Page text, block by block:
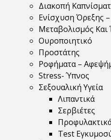
Διακοπή
Ενίσχυση Όρεξης
Μεταβολισμός Και
Ουροποιητικό
Προστάτης
Ροφήματα –
Stress- Ύπνος
Σεξουαλική Υγεία
Λιπαντικά
Σερβιέτες
Test